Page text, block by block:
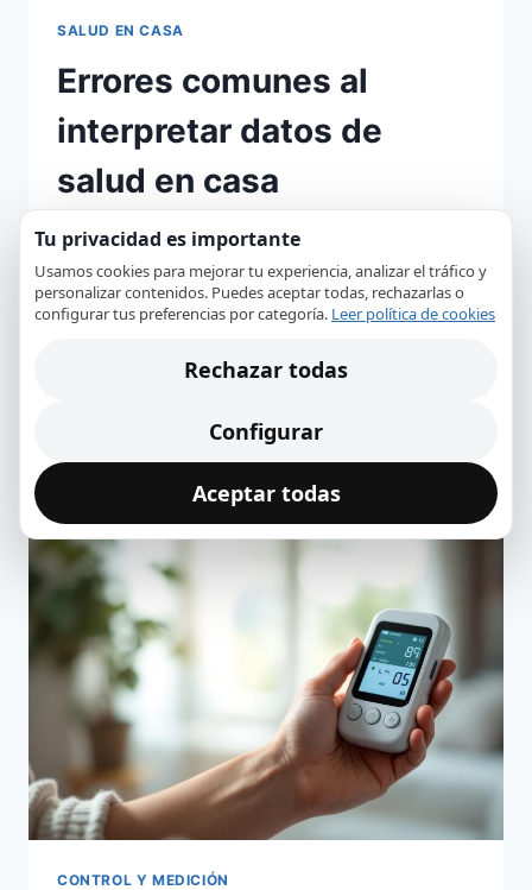
SALUD EN CASA
Errores comunes al
interpretar datos de
salud en casa
Por Equipo Editorial 9 enero, 2026
Descubre los errores más comunes al
interpretar datos de salud en casa y cómo
ERRORES
INTERPRETAR
DATOS
SALUD
CASA
CONTROL Y MEDICIÓN
Tu privacidad es importante
Usamos cookies para mejorar tu experiencia, analizar el tráfico y
personalizar contenidos. Puedes aceptar todas, rechazarlas o
configurar tus preferencias por categoría. Leer política de cookies
Rechazar todas
Configurar
Aceptar todas